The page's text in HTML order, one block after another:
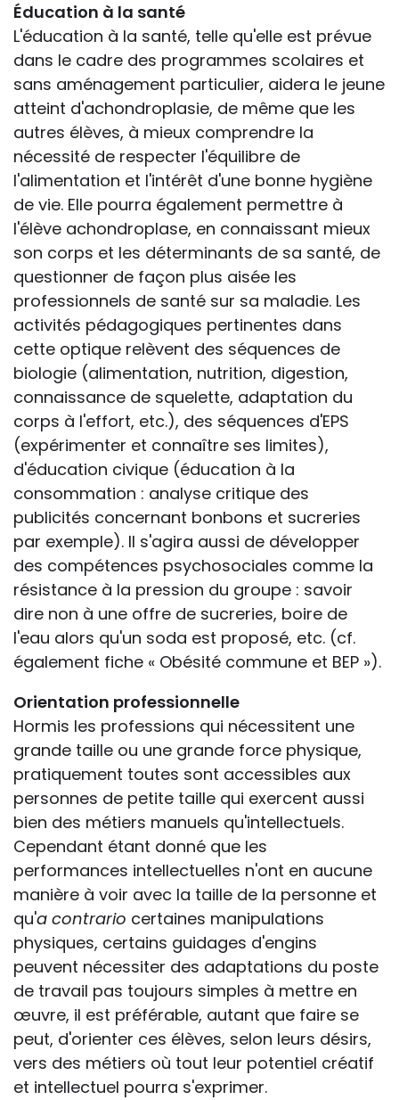
Éducation à la santé
L'éducation à la santé, telle qu'elle est prévue
dans le cadre des programmes scolaires et
sans aménagement particulier, aidera le jeune
atteint d'achondroplasie, de même que les
autres élèves, à mieux comprendre la
nécessité de respecter l'équilibre de
l'alimentation et l'intérêt d'une bonne hygiène
de vie. Elle pourra également permettre à
l'élève achondroplase, en connaissant mieux
son corps et les déterminants de sa santé, de
questionner de façon plus aisée les
professionnels de santé sur sa maladie. Les
activités pédagogiques pertinentes dans
cette optique relèvent des séquences de
biologie (alimentation, nutrition, digestion,
connaissance de squelette, adaptation du
corps à l'effort, etc.), des séquences d'EPS
(expérimenter et connaître ses limites),
d'éducation civique (éducation à la
consommation : analyse critique des
publicités concernant bonbons et sucreries
par exemple). Il s'agira aussi de développer
des compétences psychosociales comme la
résistance à la pression du groupe : savoir
dire non à une offre de sucreries, boire de
l'eau alors qu'un soda est proposé, etc. (cf.
également fiche « Obésité commune et BEP »).
Orientation professionnelle
Hormis les professions qui nécessitent une
grande taille ou une grande force physique,
pratiquement toutes sont accessibles aux
personnes de petite taille qui exercent aussi
bien des métiers manuels qu'intellectuels.
Cependant étant donné que les
performances intellectuelles n'ont en aucune
manière à voir avec la taille de la personne et
qu'a contrario certaines manipulations
physiques, certains guidages d'engins
peuvent nécessiter des adaptations du poste
de travail pas toujours simples à mettre en
œuvre, il est préférable, autant que faire se
peut, d'orienter ces élèves, selon leurs désirs,
vers des métiers où tout leur potentiel créatif
et intellectuel pourra s'exprimer.